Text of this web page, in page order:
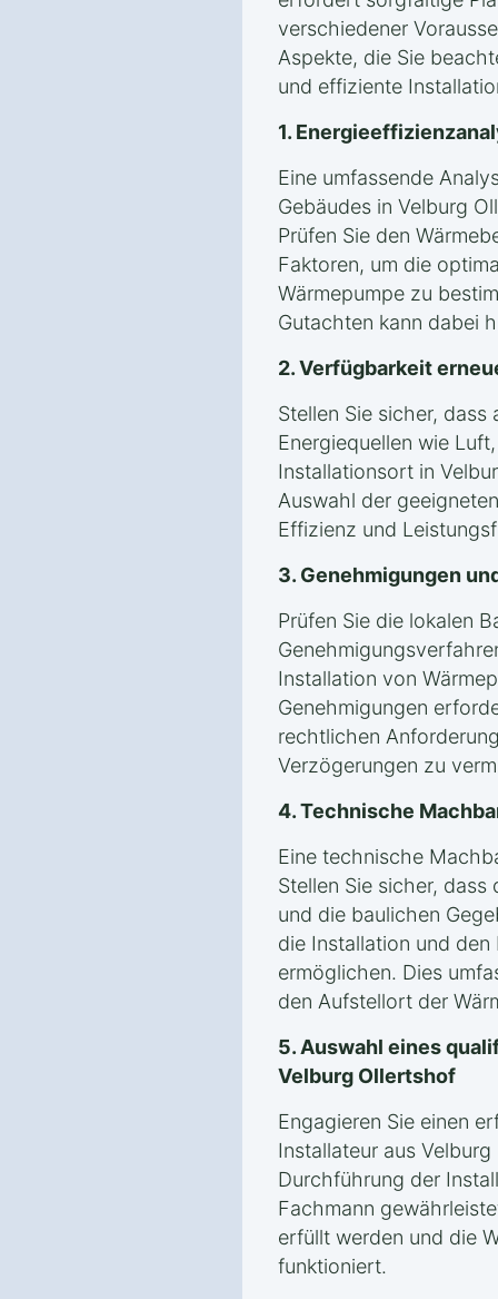
verschiedener
Aspekte, die Sie
und effiziente
1.
Eine umfassende
Gebäudes in Velburg
Prüfen Sie den
Faktoren, um die
Wärmepumpe zu
Gutachten kann dabei
2. Verfügbarkeit
Stellen Sie sicher, dass
Energiequellen wie
Installationsort in
Auswahl der
Effizienz und
3. Genehmigungen
Prüfen Sie die lokalen
Installation von
Genehmigungen
rechtlichen
Verzögerungen zu
4. Technische
Eine technische
Stellen Sie sicher,
und die baulichen
die Installation und den
ermöglichen. Dies
den Aufstellort der
5. Auswahl eines
Velburg Ollertshof
Engagieren Sie einen
Installateur aus
Durchführung der
Fachmann
erfüllt werden und die
funktioniert.